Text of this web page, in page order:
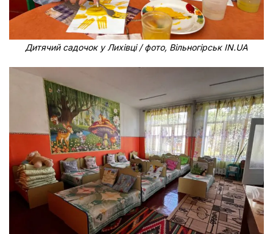
Дитячий садочок у Лихівці / фото, Вільногірськ IN.UA